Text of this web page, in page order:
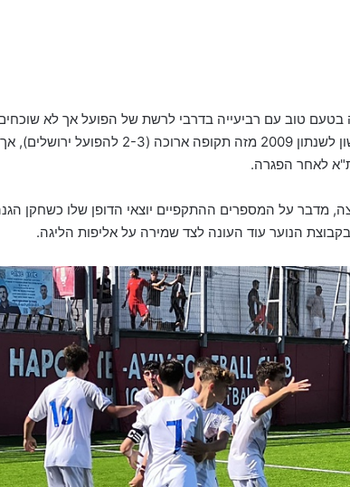
בטעם טוב עם רביעייה בדרבי לרשת של הפועל אך לא
מה שקרה במשחק הביתי הקודם. הפסד בית ראשון לשנתון 2009 מזה תקופה ארוכה (2-3 להפועל ירושלים), אך
לאחר הפגרה.
מדבר על המספרים ההתקפיים יוצאי הדופן שלו כשחקן
הנוער עוד העונה לצד שמירה על אליפות הליגה.